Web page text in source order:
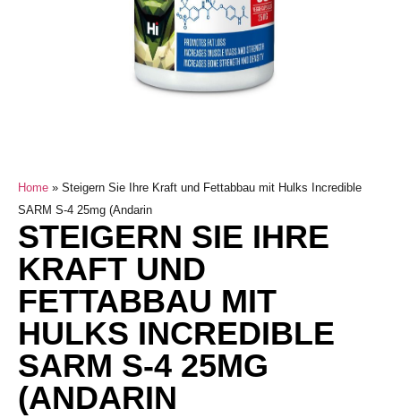
Home » Steigern Sie Ihre Kraft und Fettabbau mit Hulks Incredible
SARM S-4 25mg (Andarin
STEIGERN SIE IHRE
KRAFT UND
FETTABBAU MIT
HULKS INCREDIBLE
SARM S-4 25MG
(ANDARIN